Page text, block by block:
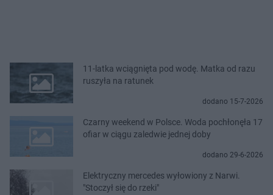
11-latka wciągnięta pod wodę. Matka od razu
ruszyła na ratunek
dodano 15-7-2026
Czarny weekend w Polsce. Woda pochłonęła 17
ofiar w ciągu zaledwie jednej doby
dodano 29-6-2026
Elektryczny mercedes wyłowiony z Narwi.
"Stoczył się do rzeki"